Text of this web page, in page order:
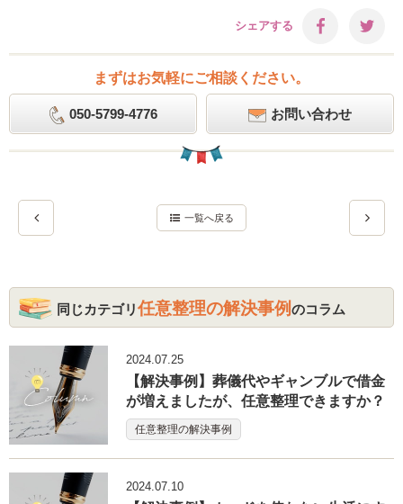
シェアする
まずはお気軽にご相談ください。
050-5799-4776 お問い合わせ
一覧へ戻る
同じカテゴリ任意整理の解決事例のコラム
2024.07.25
【解決事例】葬儀代やギャンブルで借金
が増えましたが、任意整理できますか？
任意整理の解決事例
2024.07.10